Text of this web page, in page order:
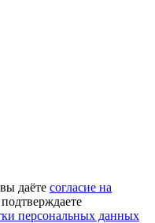
даёте согласие на
персональных данных